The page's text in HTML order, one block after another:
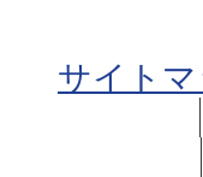
サイト